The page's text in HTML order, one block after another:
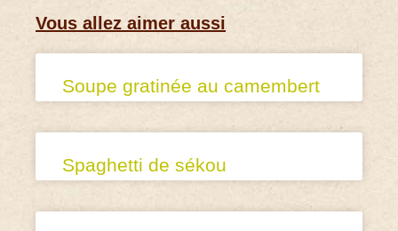
Vous allez aimer aussi
Soupe gratinée au camembert
Spaghetti de sékou